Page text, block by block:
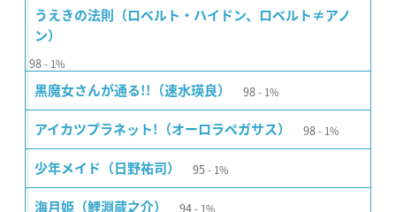
うえきの法則（ロベルト・ハイドン、ロベルト≠アノ
ン）
98 1%
黒魔女さんが通る!!（速水瑛良） 98 1%
アイカツプラネット!（オーロラペガサス） 98 1%
少年メイド（日野祐司） 95 1%
海月姫（鯉淵蔵之介） 94 1%